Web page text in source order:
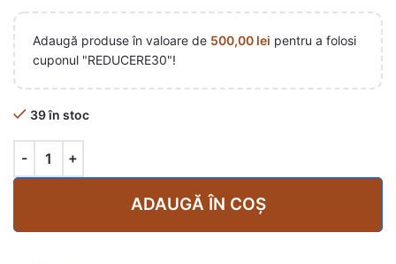
Adaugă produse în valoare de 500,00 lei pentru a folosi
cuponul "REDUCERE30"!
39 în stoc
ADAUGĂ ÎN COȘ